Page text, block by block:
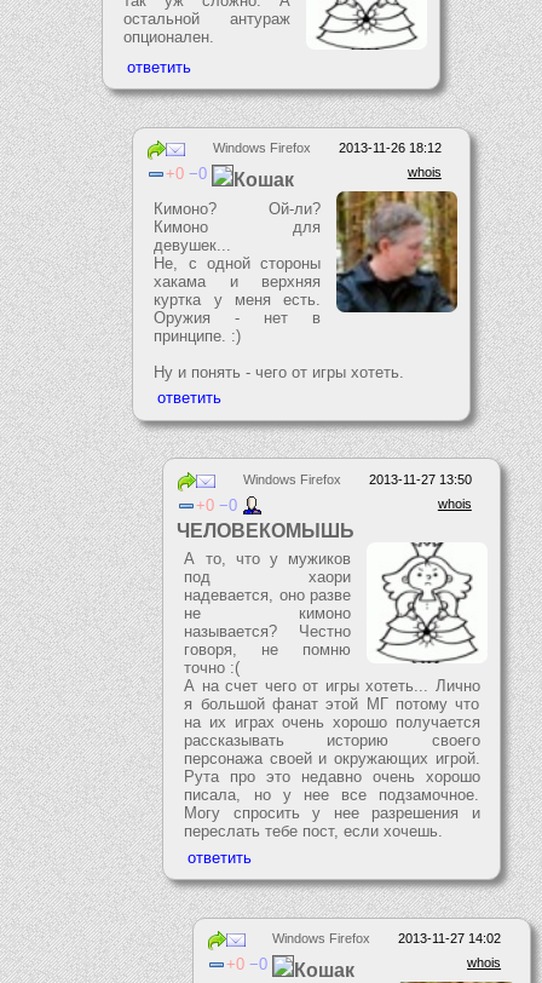
остальной антураж
опционален.
2013-11-26 18:12
Windows Firefox
whois
0 0 Кошак
Кимоно? Ой-ли?
Кимоно для
девушек...
Не, с одной стороны
хакама и верхняя
куртка у меня есть.
Оружия - нет в
принципе. :)
Ну и понять - чего от игры хотеть.
2013-11-27 13:50
Windows Firefox
whois
0 0
ЧЕЛОВЕКОМЫШЬ
А то, что у мужиков
под хаори
надевается, оно разве
не кимоно
называется? Честно
говоря, не помню
точно :(
А на счет чего от игры хотеть... Лично
я большой фанат этой МГ потому что
на их играх очень хорошо получается
рассказывать историю своего
персонажа своей и окружающих игрой.
Рута про это недавно очень хорошо
писала, но у нее все подзамочное.
Могу спросить у нее разрешения и
переслать тебе пост, если хочешь.
2013-11-27 14:02
Windows Firefox
whois
0 0 Кошак